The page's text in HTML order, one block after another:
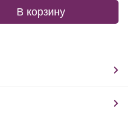
В корзину